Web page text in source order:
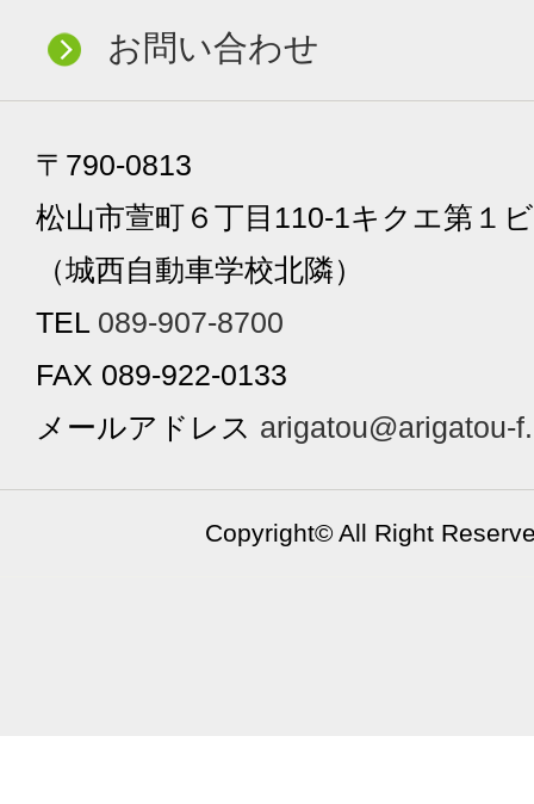
お問い合わせ
〒790-0813
松山市萱町６丁目110-1キクエ第１
（城西自動車学校北隣）
TEL 089-907-8700
FAX 089-922-0133
メールアドレス arigatou@arigatou-
Copyright© All Right